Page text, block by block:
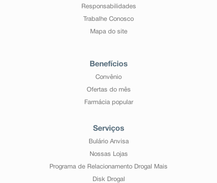
Responsabilidades
Trabalhe Conosco
Mapa do site
Benefícios
Convênio
Ofertas do mês
Farmácia popular
Serviços
Bulário Anvisa
Nossas Lojas
Programa de Relacionamento Drogal Mais
Disk Drogal